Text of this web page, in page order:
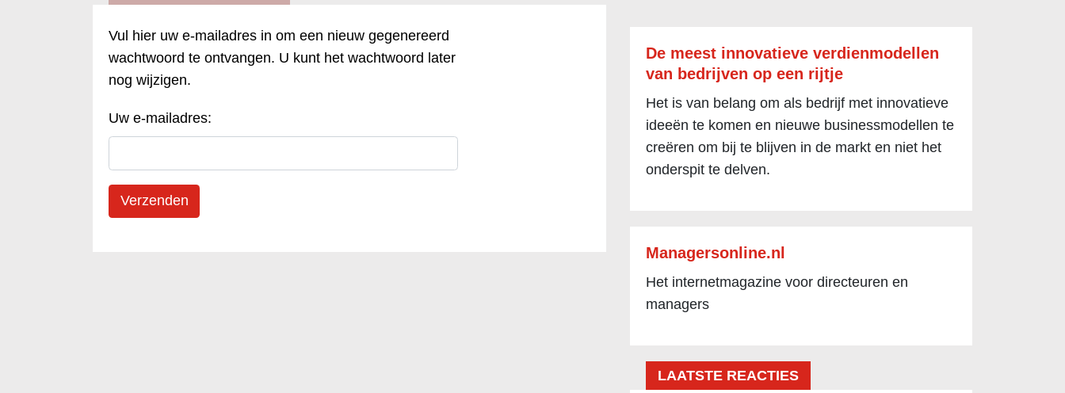
Vul hier uw e-mailadres in om een nieuw gegenereerd
wachtwoord te ontvangen. U kunt het wachtwoord later
nog wijzigen.
Uw e-mailadres:
De meest innovatieve verdienmodellen
van bedrijven op een rijtje
Het is van belang om als bedrijf met innovatieve
ideeën te komen en nieuwe businessmodellen te
creëren om bij te blijven in de markt en niet het
onderspit te delven.
Managersonline.nl
Het internetmagazine voor directeuren en
managers
LAATSTE REACTIES